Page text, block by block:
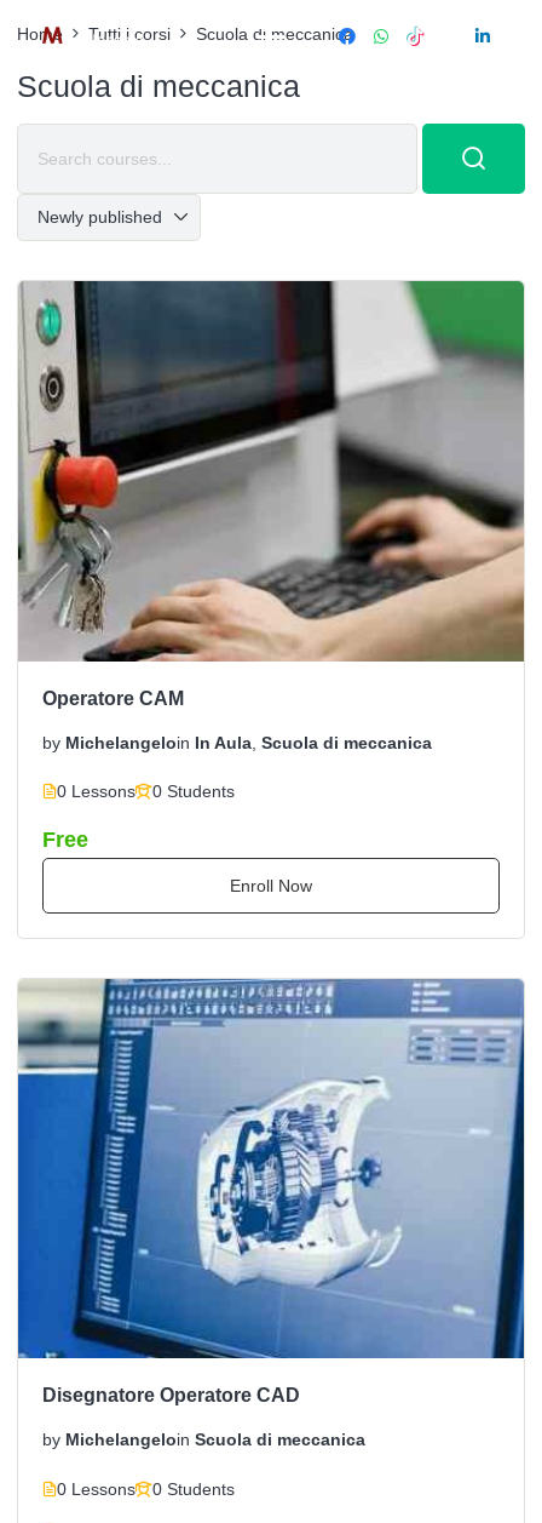
Home Tutti i corsi Scuola di meccanica
Scuola di meccanica
Operatore CAM
by Michelangeloin In Aula Scuola di meccanica
0 Lessons 0 Students
Free
Enroll Now
Disegnatore Operatore CAD
by Michelangeloin Scuola di meccanica
0 Lessons 0 Students